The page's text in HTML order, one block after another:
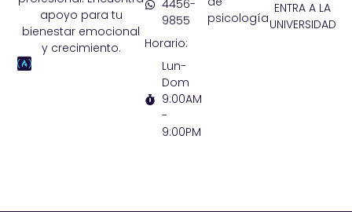
apoyo para tu
bienestar emocional
y crecimiento.
ENTRA A LA
UNIVERSIDAD
psicología
4456-
9855
Horario:
Lun-
Dom
9:00AM
-
9:00PM